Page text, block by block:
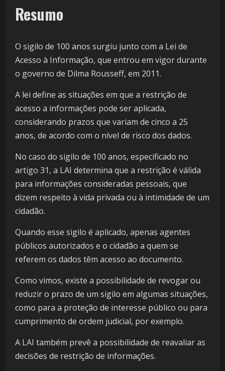
Resumo
O sigilo de 100 anos surgiu junto com a Lei de
Acesso à Informação, que entrou em vigor durante
o governo de Dilma Rousseff, em 2011.
A lei define as situações em que a restrição de
acesso a informações pode ser aplicada,
considerando prazos que variam de cinco a 25
anos, de acordo com o nível de risco dos dados.
No caso do sigilo de 100 anos, especificado no
artigo 31, a LAI determina que a restrição é válida
para informações consideradas pessoais, que
dizem respeito à vida privada ou à intimidade de um
cidadão.
Quando esse sigilo é aplicado, apenas agentes
públicos autorizados e o cidadão a quem se
referem os dados têm acesso ao documento.
Como vimos, existe a possibilidade de revogar ou
reduzir o prazo de um sigilo em algumas situações,
como para a proteção de interesse público ou para
cumprimento de ordem judicial, por exemplo.
A LAI também prevê a possibilidade de reavaliar as
decisões de restrição de informações.